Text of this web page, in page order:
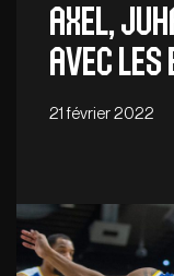
Axel,
avec les
21 février 2022